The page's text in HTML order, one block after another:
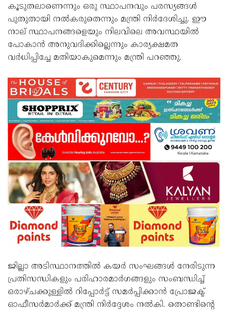
കൂടുതലാണെന്നും ഒരു സ്ഥാപനവും പരസ്യങ്ങൾ
പുതുതായി നൽകരുതെന്നും മന്ത്രി നിർദേശിച്ചു. ഈ
നാല് സ്ഥാപനങ്ങളെയും നിലവിലെ അവസ്ഥയിൽ
പോകാൻ അനുവദിക്കില്ലെന്നും കാര്യക്ഷമത
വർധിപ്പിച്ചേ മതിയാകുമെന്നും മന്ത്രി പറഞ്ഞു.
ജില്ലാ അടിസ്ഥാനത്തിൽ കയർ സംഘങ്ങൾ നേരിടുന്ന
പ്രതിസന്ധികളും പരിഹാരമാർഗങ്ങളും സംബന്ധിച്ച്
ഒരാഴ്ചക്കുള്ളിൽ റിപ്പോർട്ട് സമർപ്പിക്കാൻ പ്രോജക്ട്
ഓഫീസർമാർക്ക് മന്ത്രി നിർദ്ദേശം നൽകി. തൊണ്ടിന്റെ